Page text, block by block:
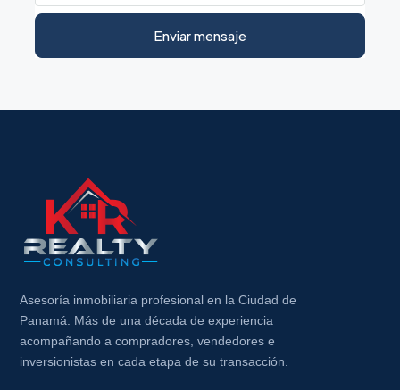
Enviar mensaje
Asesoría inmobiliaria profesional en la Ciudad de
Panamá. Más de una década de experiencia
acompañando a compradores, vendedores e
inversionistas en cada etapa de su transacción.